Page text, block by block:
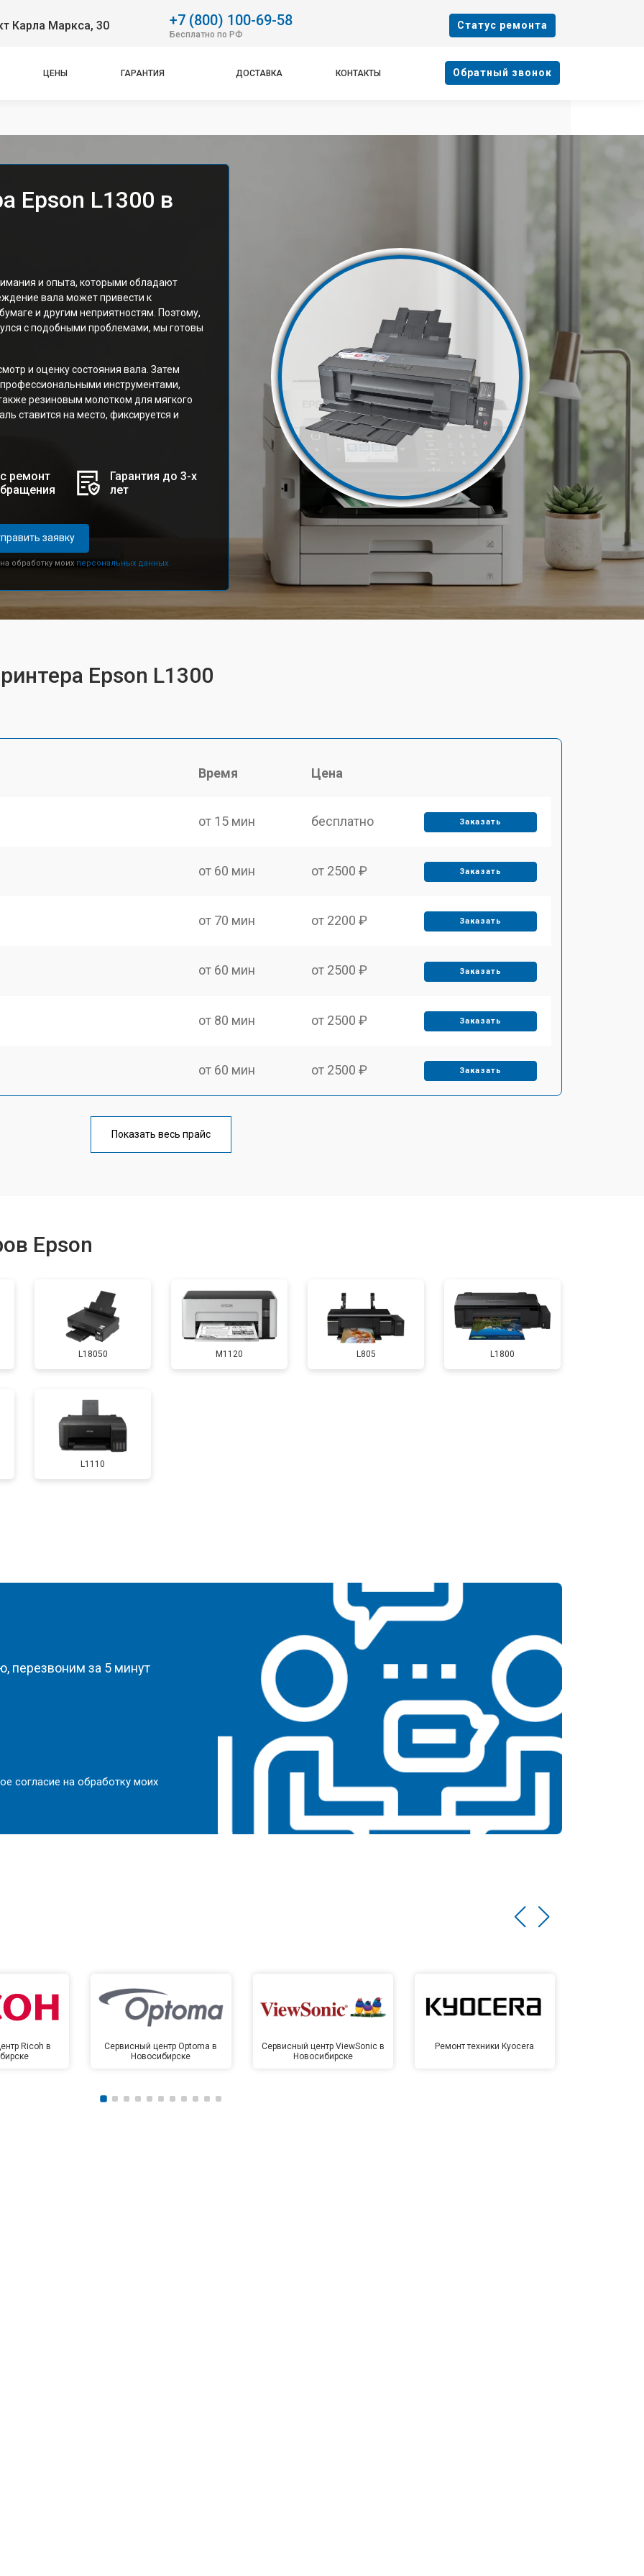
Карла Маркса, 30 +7 (800) 100-69-58
Бесплатно по РФ
Cтатус ремонта
ЦЕНЫ ГАРАНТИЯ ДОСТАВКА КОНТАКТЫ Oбратный звонок
Epson L1300 в
и опыта, которыми обладают
вала может привести к
и другим неприятностям. Поэтому,
с подобными проблемами, мы готовы
и оценку состояния вала. Затем
инструментами,
резиновым молотком для мягкого
ставится на место, фиксируется и
ремонт
Гарантия до 3-х
лет
заявку
обработку моих персональных данных.
Epson L1300
Время Цена
от 15 мин бесплатно Заказать
от 60 мин от 2500 ₽ Заказать
от 70 мин от 2200 ₽ Заказать
от 60 мин от 2500 ₽ Заказать
от 80 мин от 2500 ₽ Заказать
от 60 мин от 2500 ₽ Заказать
от 100 мин
от 80 мин от 2500 ₽ Заказать
от 60 мин от 2600 ₽ Заказать
Показать весь прайс
Epson
L18050 M1120 L805 L1800
L1110
перезвоним за 5 минут
согласие на обработку моих
Ricoh в
Сервисный центр Optoma в
Новосибирске
Сервисный центр ViewSonic в
Новосибирске
Ремонт техники Kyocera